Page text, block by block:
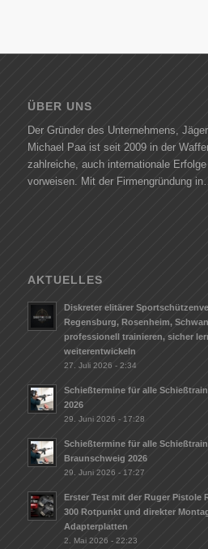
ÜBER UNS
Der Gründer des Unternehmens,
Michael Paa ist seit 2009 in der
zahlreiche, auch internationale
vorweisen. Mit der Firmengründung
AKTUELLES
Diskreter elitärer
Regensburg, Rosenheim,
professionell trainieren, sicher
weiterentwickeln
27. Juli 2026 - 2:34
Schießtermine für alle
2026
29. Juni 2026 - 17:28
Schießtermine für alle
Braunschweig 2026
29. Juni 2026 - 17:27
Erster Test mit der Ruger Pistole
300 Rotpunkt und direkter
Adapterplatten
2. Mai 2026 - 22:23